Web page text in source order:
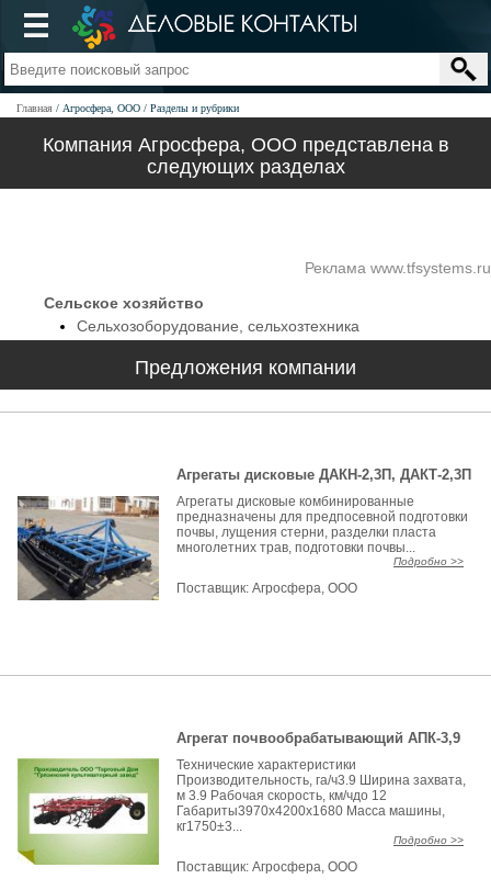
Главная Агросфера, ООО Разделы и рубрики
Компания Агросфера, ООО представлена в
следующих разделах
Реклама www.tfsystems.ru
Сельское хозяйство
Сельхозоборудование, сельхозтехника
Предложения компании
Агрегаты дисковые ДАКН-2,3П, ДАКТ-2,3П
Агрегаты дисковые комбинированные
предназначены для предпосевной подготовки
почвы, лущения стерни, разделки пласта
многолетних трав, подготовки почвы...
Подробно >>
Поставщик:Агросфера, ООО
Агрегат почвообрабатывающий АПК-3,9
Технические характеристики
Производительность, га/ч3.9 Ширина захвата,
м 3.9 Рабочая скорость, км/чдо 12
Габариты3970x4200x1680 Масса машины,
кг1750±3...
Подробно >>
Поставщик:Агросфера, ООО